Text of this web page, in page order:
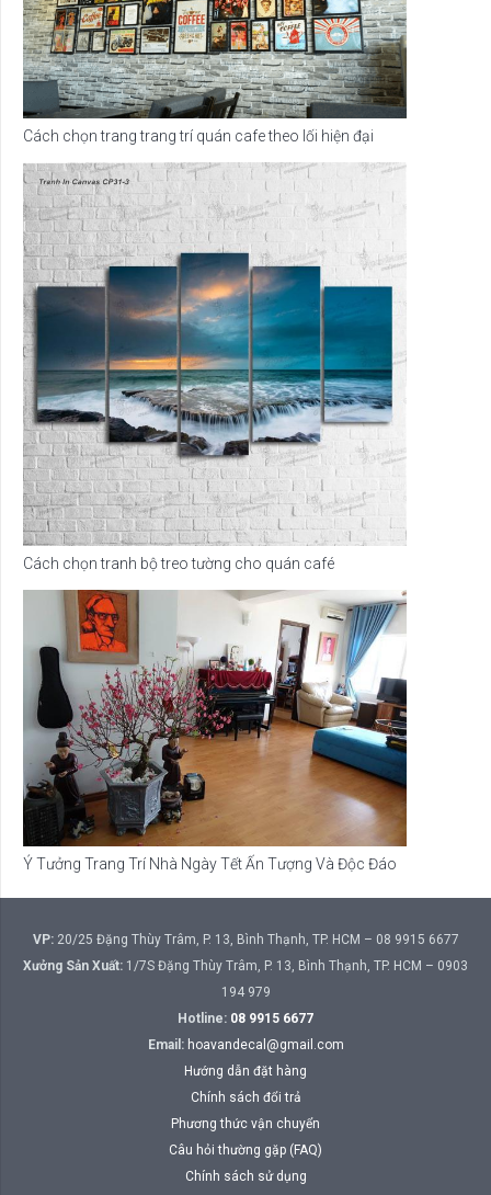
Cách chọn trang trang trí quán cafe theo lối hiện đại
Cách chọn tranh bộ treo tường cho quán café
Ý Tưởng Trang Trí Nhà Ngày Tết Ấn Tượng Và Độc Đáo
VP:20/25 Đặng Thùy Trâm, P. 13, Bình Thạnh, TP. HCM – 08 9915 6677
Xưởng Sản Xuất: 1/7S Đặng Thùy Trâm, P. 13, Bình Thạnh, TP. HCM – 0903
194 979
Hotline: 08 9915 6677
Email: hoavandecal@gmail.com
Hướng dẫn đặt hàng
Chính sách đổi trả
Phương thức vận chuyển
Câu hỏi thường gặp (FAQ)
Chính sách sử dụng